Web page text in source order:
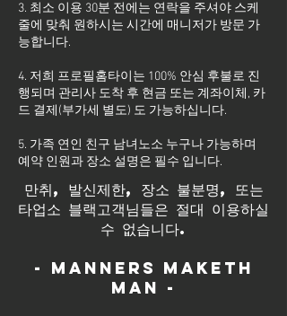
3. 최소 이용 30분 전에는 연락을 주셔야 스케
줄에 맞춰 원하시는 시간에 매니저가 방문 가
능합니다.
4. 저희 프로필홈타이는 100% 안심 후불로 진
행되며 관리사 도착 후 현금 또는 계좌이체, 카
드 결제(부가세 별도) 도 가능하십니다.
5. 가족 연인 친구 남녀노소 누구나 가능하며
예약 인원과 장소 설명은 필수 입니다.
만취, 발신제한, 장소 불분명, 또는
타업소 블랙고객님들은 절대 이용하실
수 없습니다.
- Manners maketh
man -